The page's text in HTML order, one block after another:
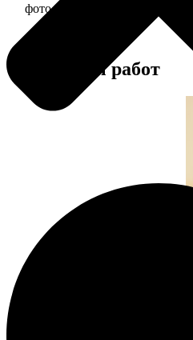
фото 10х10 в деревянной рамке
Примеры работ